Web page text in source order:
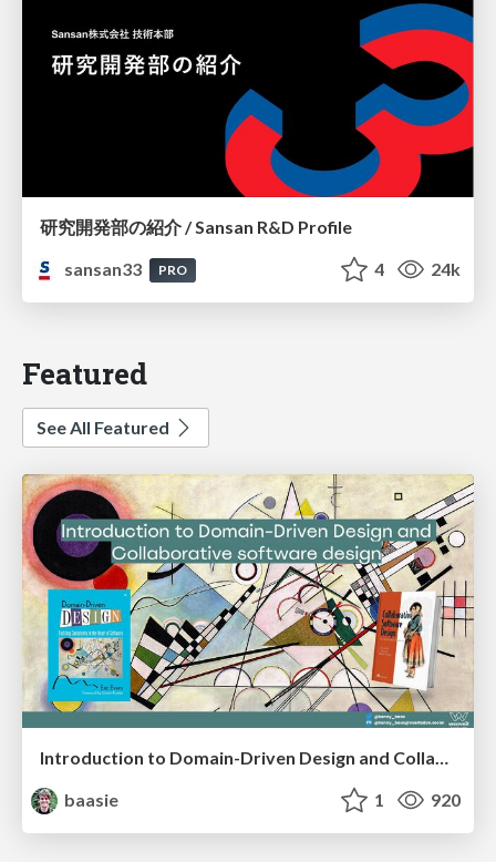
研究開発部の紹介 / Sansan R&D Profile
sansan33
PRO 4 24k
Featured
See All Featured
Introduction to Domain-Driven Design and Collaborative software design
baasie
1 920